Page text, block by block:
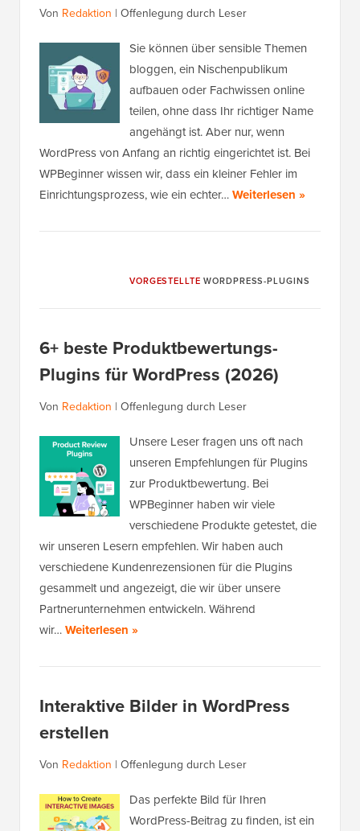
Von Redaktion | Offenlegung durch Leser
Sie können über sensible Themen
bloggen, ein Nischenpublikum
aufbauen oder Fachwissen online
teilen, ohne dass Ihr richtiger Name
angehängt ist. Aber nur, wenn
WordPress von Anfang an richtig eingerichtet ist. Bei
WPBeginner wissen wir, dass ein kleiner Fehler im
Einrichtungsprozess, wie ein echter…Weiterlesen »
VORGESTELLTE WORDPRESS-PLUGINS
6+ beste Produktbewertungs-
Plugins für WordPress (2026)
Von Redaktion | Offenlegung durch Leser
Unsere Leser fragen uns oft nach
unseren Empfehlungen für Plugins
zur Produktbewertung. Bei
WPBeginner haben wir viele
verschiedene Produkte getestet, die
wir unseren Lesern empfehlen. Wir haben auch
verschiedene Kundenrezensionen für die Plugins
gesammelt und angezeigt, die wir über unsere
Partnerunternehmen entwickeln. Während
wir…Weiterlesen »
Interaktive Bilder in WordPress
erstellen
Von Redaktion | Offenlegung durch Leser
Das perfekte Bild für Ihren
WordPress-Beitrag zu finden, ist ein